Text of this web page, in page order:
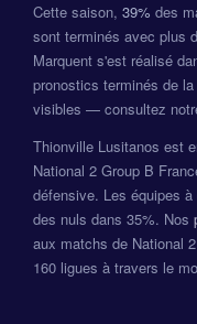
Cette saison, 39% des
sont terminés avec plus
Marquent s'est réalisé
pronostics terminés de
visibles — consultez
Thionville Lusitanos est
National 2 Group B
défensive. Les équipes
des nuls dans 35%. Nos
aux matchs de National
160 ligues à travers le